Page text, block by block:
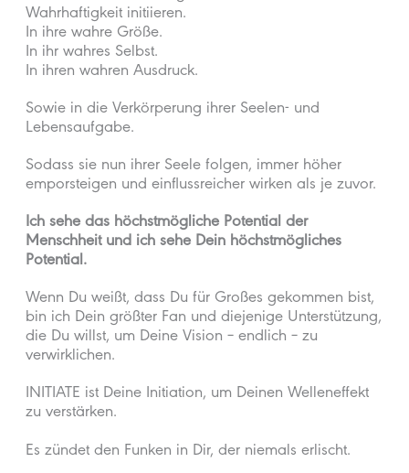
Wahrhaftigkeit initiieren.
In ihre wahre Größe.
In ihr wahres Selbst.
In ihren wahren Ausdruck.
Sowie in die Verkörperung ihrer Seelen- und
Lebensaufgabe.
Sodass sie nun ihrer Seele folgen, immer höher
emporsteigen und einflussreicher wirken als je zuvor.
Ich sehe das höchstmögliche Potential der
Menschheit und ich sehe Dein höchstmögliches
Potential.
Wenn Du weißt, dass Du für Großes gekommen bist,
bin ich Dein größter Fan und diejenige Unterstützung,
die Du willst, um Deine Vision – endlich – zu
verwirklichen.
INITIATE ist Deine Initiation, um Deinen Welleneffekt
zu verstärken.
Es zündet den Funken in Dir, der niemals erlischt.